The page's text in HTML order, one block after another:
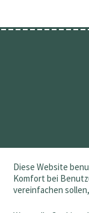
Diese Website
Komfort bei
vereinfachen